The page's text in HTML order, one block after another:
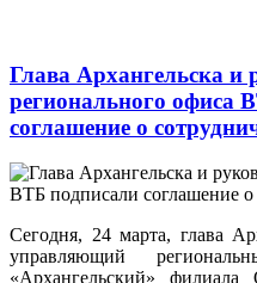
Глава Архангельска и
регионального офиса
соглашение о
Сегодня, 24 марта, глава
управляющий
«Архангельский»